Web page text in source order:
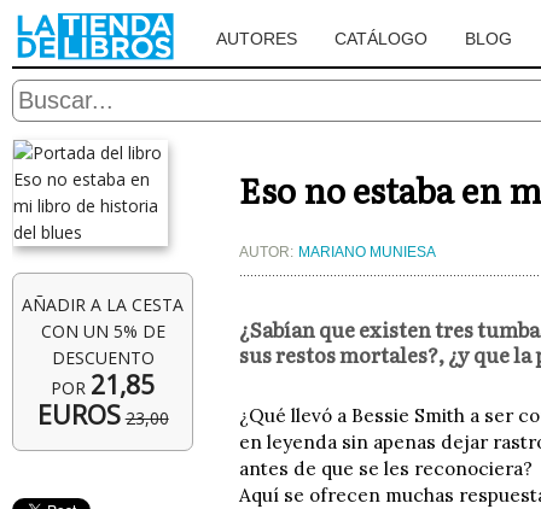
AUTORES CATÁLOGO BLOG
AÑADIR A LA CESTA
CON UN 5% DE
DESCUENTO
POR 21,85
EUROS 23,00
Eso no estaba en
AUTOR: MARIANO MUNIESA
¿Sabían que existen tres
sus restos mortales?, ¿y que
¿Qué llevó a Bessie Smith a ser
en leyenda sin apenas dejar
antes de que se les reconociera?
Aquí se ofrecen muchas